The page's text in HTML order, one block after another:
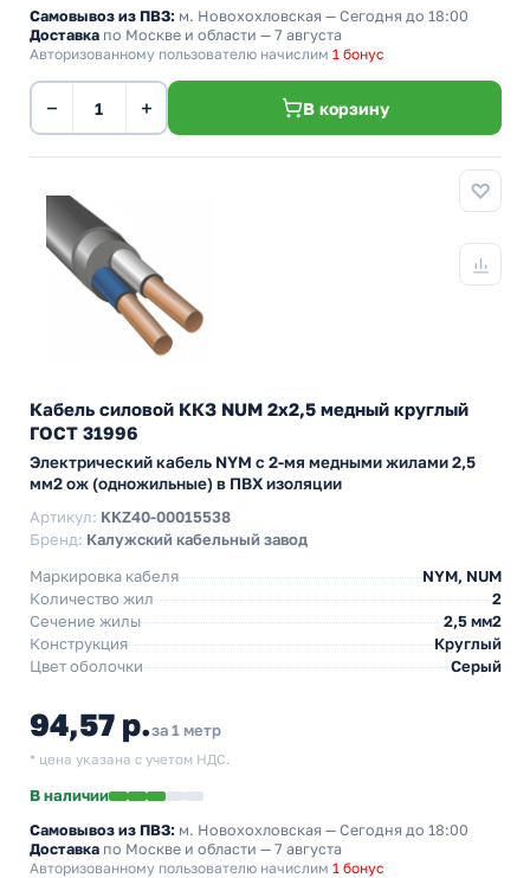
Самовывоз из ПВЗ: м. Новохохловская — Сегодня до 18:00
Доставка по Москве и области — 7 августа
Авторизованному пользователю начислим 1 бонус
− + В корзину
Кабель силовой ККЗ NUM 2х2,5 медный круглый
ГОСТ 31996
Электрический кабель NYM с 2-мя медными жилами 2,5
мм2 ож (одножильные) в ПВХ изоляции
Артикул: KKZ40-00015538
Бренд: Калужский кабельный завод
Маркировка кабеля
NYM, NUM
Количество жил
2
Сечение жилы
2,5 мм2
Конструкция
Круглый
Цвет оболочки
Серый
94,57 р.за 1 метр
* цена указана с учетом НДС.
В наличии
Самовывоз из ПВЗ: м. Новохохловская — Сегодня до 18:00
Доставка по Москве и области — 7 августа
Авторизованному пользователю начислим 1 бонус